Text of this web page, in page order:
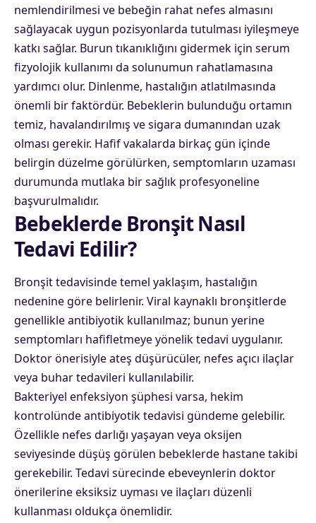
nemlendirilmesi ve bebeğin rahat nefes almasını
sağlayacak uygun pozisyonlarda tutulması iyileşmeye
katkı sağlar. Burun tıkanıklığını gidermek için serum
fizyolojik kullanımı da solunumun rahatlamasına
yardımcı olur. Dinlenme, hastalığın atlatılmasında
önemli bir faktördür. Bebeklerin bulunduğu ortamın
temiz, havalandırılmış ve sigara dumanından uzak
olması gerekir. Hafif vakalarda birkaç gün içinde
belirgin düzelme görülürken, semptomların uzaması
durumunda mutlaka bir sağlık profesyoneline
başvurulmalıdır.
Bebeklerde Bronşit Nasıl
Tedavi Edilir?
Bronşit tedavisinde temel yaklaşım, hastalığın
nedenine göre belirlenir. Viral kaynaklı bronşitlerde
genellikle antibiyotik kullanılmaz; bunun yerine
semptomları hafifletmeye yönelik tedavi uygulanır.
Doktor önerisiyle ateş düşürücüler, nefes açıcı ilaçlar
veya buhar tedavileri kullanılabilir.
Bakteriyel enfeksiyon şüphesi varsa, hekim
kontrolünde antibiyotik tedavisi gündeme gelebilir.
Özellikle nefes darlığı yaşayan veya oksijen
seviyesinde düşüş görülen bebeklerde hastane takibi
gerekebilir. Tedavi sürecinde ebeveynlerin doktor
önerilerine eksiksiz uyması ve ilaçları düzenli
kullanması oldukça önemlidir.